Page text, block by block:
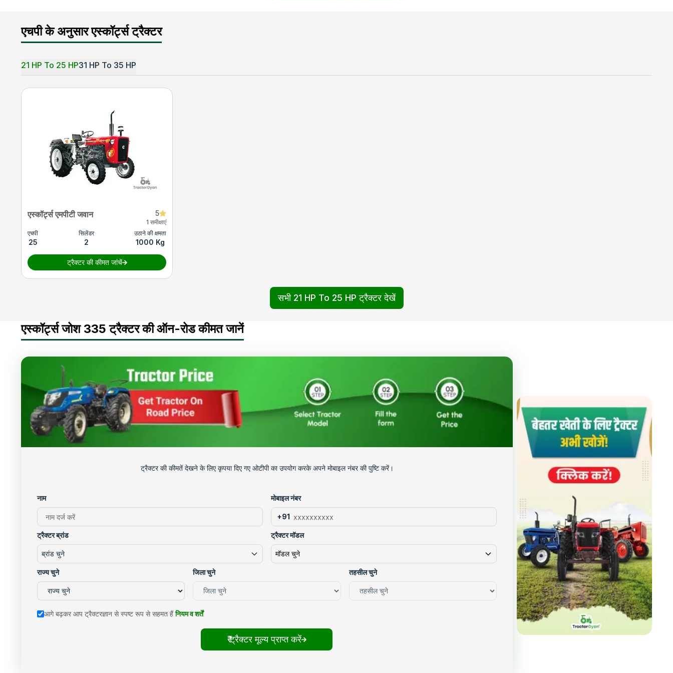
एचपी के अनुसार एस्कॉर्ट्स ट्रैक्टर
21 HP To 25 HP31 HP To 35 HP
एस्कॉर्ट्स एमपीटी जवान 5
1 समीक्षाएं
एचपी
25
सिलेंडर
2
उठाने की क्षमता
1000 Kg
ट्रैक्टर की कीमत जांचें
सभी 21 HP To 25 HP ट्रैक्टर देखें
एस्कॉर्ट्स जोश 335 ट्रैक्टर की ऑन-रोड कीमत जानें
ट्रैक्टर की कीमतें देखने के लिए कृपया दिए गए ओटीपी का उपयोग करके अपने मोबाइल नंबर की पुष्टि करें।
नाम मोबाइल नंबर
+91
ट्रैक्टर ब्रांड
ब्रांड चुने
ट्रैक्टर मॉडल
मॉडल चुने
राज्य चुने जिला चुने तहसील चुने
आगे बढ़कर आप ट्रैक्टरज्ञान से स्पष्ट रूप से सहमत हैं नियम व शर्तें
₹ ट्रैक्टर मूल्य प्राप्त करें